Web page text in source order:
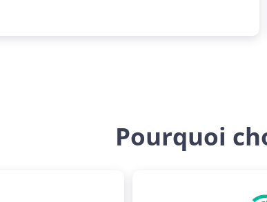
Pourquoi